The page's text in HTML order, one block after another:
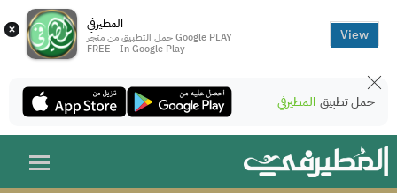
× المطيرفي
حمل التطبيق من متجر Google PLAY
FREE - In Google Play
View
حمل تطبيق المطيرفي